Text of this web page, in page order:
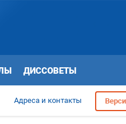
ДИССОВЕТЫ
Адреса и контакты